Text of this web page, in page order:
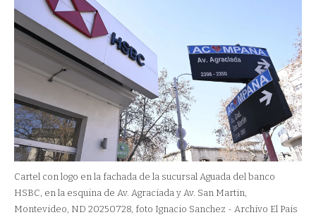
Cartel con logo en la fachada de la sucursal Aguada del banco
HSBC, en la esquina de Av. Agraciada y Av. San Martin,
Montevideo, ND 20250728, foto Ignacio Sanchez - Archivo El Pais